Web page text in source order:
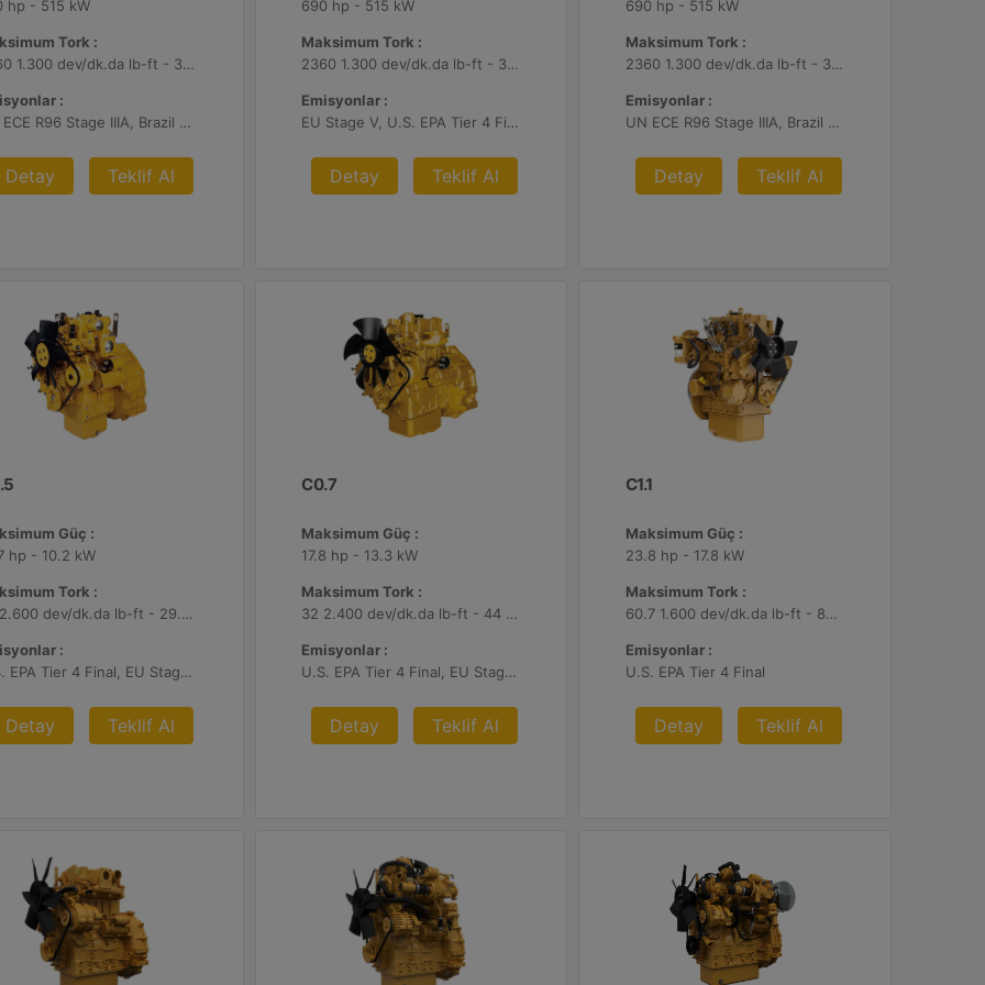
hp - 515 kW
Tork :
2360 1.300 dev/dk.da lb-ft - 3200 1.300 dev/dk.da Nm
:
UN ECE R96 Stage IIIA, Brazil Mar-1, Yönetmelik Bulunmayan Bölge
Detay Teklif Al
690 hp - 515 kW
Maksimum Tork :
2360 1.300 dev/dk.da lb-ft - 3200 1.300 dev/dk.da Nm
Emisyonlar :
EU Stage V, U.S. EPA Tier 4 Final, Korea Stage V, Japan 2014, China NRIV
Detay Teklif Al
690 hp - 515 kW
Maksimum Tork :
2360 1.300 dev/dk.da lb-ft - 3200 1.300 dev/dk.da Nm
Emisyonlar :
UN ECE R96 Stage IIIA, Brazil Mar-1, Yönetmelik Bulunmayan Bölge
Detay Teklif Al
Güç :
hp - 10.2 kW
Tork :
22 2.600 dev/dk.da lb-ft - 29.7 2.600 dev/dk.da Nm
:
U.S. EPA Tier 4 Final, EU Stage V
Detay Teklif Al
C0.7
Maksimum Güç :
17.8 hp - 13.3 kW
Maksimum Tork :
32 2.400 dev/dk.da lb-ft - 44 2.400 dev/dk.da Nm
Emisyonlar :
U.S. EPA Tier 4 Final, EU Stage V
Detay Teklif Al
C1.1
Maksimum Güç :
23.8 hp - 17.8 kW
Maksimum Tork :
60.7 1.600 dev/dk.da lb-ft - 82.3 1.600 dev/dk.da Nm
Emisyonlar :
U.S. EPA Tier 4 Final
Detay Teklif Al